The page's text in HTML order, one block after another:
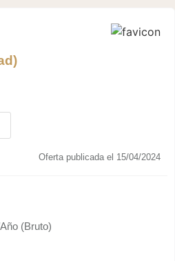
Oferta publicada el 15/04/2024
(Bruto)